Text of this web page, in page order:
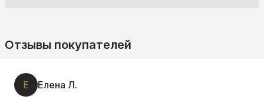
Отзывы покупателей
Е Елена Л.